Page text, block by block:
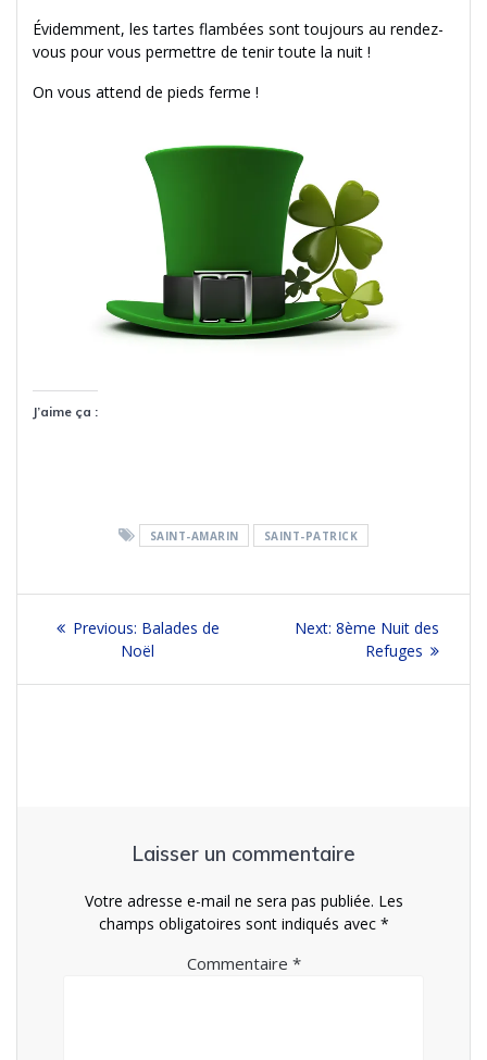
Évidemment, les tartes flambées sont toujours au rendez-
vous pour vous permettre de tenir toute la nuit !
On vous attend de pieds ferme !
J’aime ça :
SAINT-AMARIN SAINT-PATRICK
Navigation
Previous: Previous
post:
Balades de
Noël
Next: Next
post:
8ème Nuit des
Refuges
Laisser un commentaire
Votre adresse e-mail ne sera pas publiée. Les
champs obligatoires sont indiqués avec *
Commentaire *